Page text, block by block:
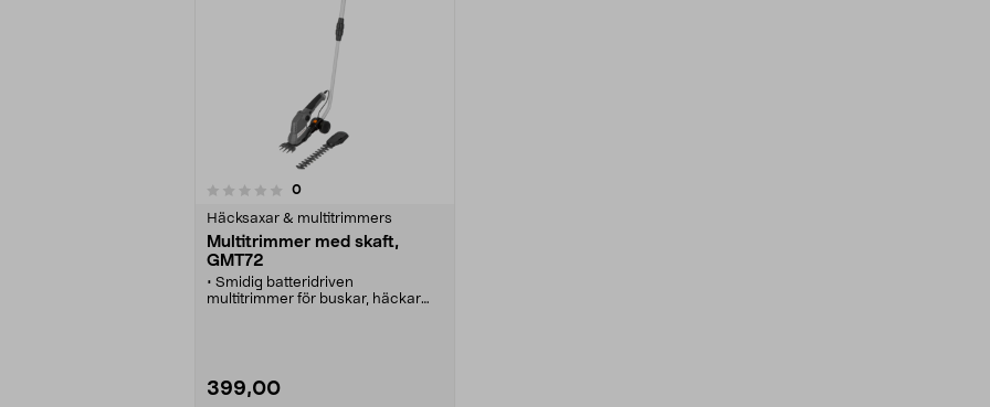
0recensioner
Häcksaxar & multitrimmers
Multitrimmer med skaft,
GMT72
• Smidig batteridriven
multitrimmer för buskar, häckar
enkelt att byta.
• 7,2 V/1,3 Ah litiumjonbatteri.
399,00